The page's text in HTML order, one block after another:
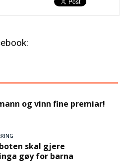
og vinn fine premiar!
skal gjere
gøy for barna